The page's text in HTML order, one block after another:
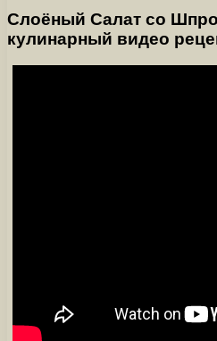
Слоёный Салат со
кулинарный видео